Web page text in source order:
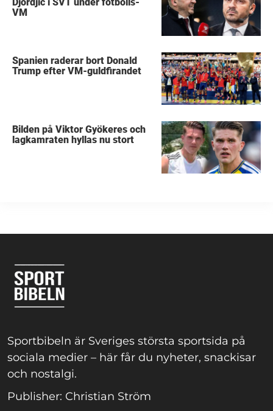
VM
Spanien raderar bort Donald
Trump efter VM-guldfirandet
Bilden på Viktor Gyökeres och
lagkamraten hyllas nu stort
Sportbibeln är Sveriges största sportsida på
sociala medier – här får du nyheter, snackisar
och nostalgi.
Publisher: Christian Ström